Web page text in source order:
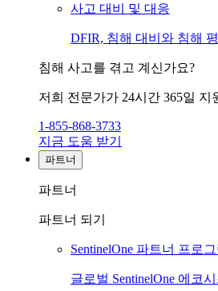
사고 대비 및 대응
DFIR, 침해 대비와 침해
침해 사고를 겪고 계신가요?
저희 전문가가 24시간 365일 지
1-855-868-3733
지금 도움 받기
파트너
파트너
파트너 되기
SentinelOne 파트너 프로그
글로벌 SentinelOne 에코